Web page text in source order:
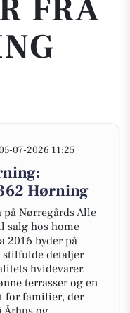
FRA
07-2026 11:25
Hørning
Nørregårds Alle
salg hos home
2016 byder på
stilfulde detaljer
hvidevarer.
terrasser og en
for familier, der